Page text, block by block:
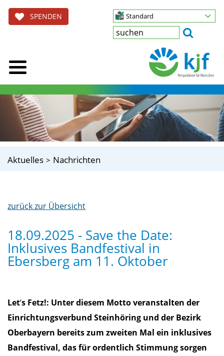
SPENDEN Standard
Aktuelles Nachrichten
zurück zur Übersicht
18.09.2025 - Save the Date:
Inklusives Bandfestival in
Ebersberg am 11. Oktober
Let‘s Fetz!: Unter diesem Motto veranstalten der
Einrichtungsverbund Steinhöring und der Bezirk
Oberbayern bereits zum zweiten Mal ein inklusives
Bandfestival, das für ordentlich Stimmung sorgen